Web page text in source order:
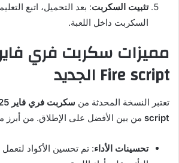
تثبيت السكربت: بعد التحميل، اتبع
السكربت داخل اللعبة.
Fire script الجديد
تعتبر النسخة المحدثة من
script من بين الأفضل على الإطلاق. من أبرز
تحسينات الأداء: تم تحسين الأكواد